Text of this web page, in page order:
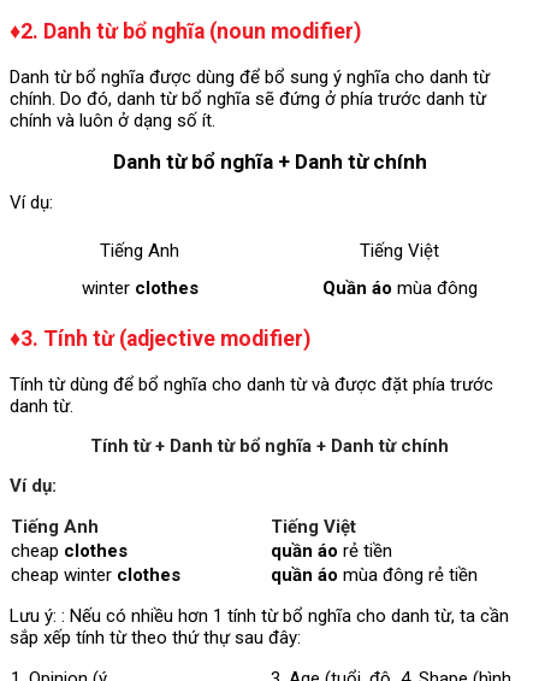
♦2. Danh từ bổ nghĩa (noun modifier)
Danh từ bổ nghĩa được dùng để bổ sung ý nghĩa cho danh từ
chính. Do đó, danh từ bổ nghĩa sẽ đứng ở phía trước danh từ
chính và luôn ở dạng số ít.
Danh từ bổ nghĩa + Danh từ chính
Ví dụ:
Tiếng Anh
Tiếng Việt
winter clothes Quần áo mùa đông
♦3. Tính từ (adjective modifier)
Tính từ dùng để bổ nghĩa cho danh từ và được đặt phía trước
danh từ.
Tính từ + Danh từ bổ nghĩa + Danh từ chính
Ví dụ:
Tiếng Anh
Tiếng Việt
cheap clothes quần áo rẻ tiền
cheap winter clothes quần áo mùa đông rẻ tiền
Lưu ý: : Nếu có nhiều hơn 1 tính từ bổ nghĩa cho danh từ, ta cần
sắp xếp tính từ theo thứ thự sau đây: